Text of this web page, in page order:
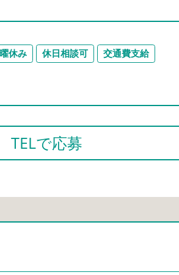
休み 休日相談可
交通費支給
で応募